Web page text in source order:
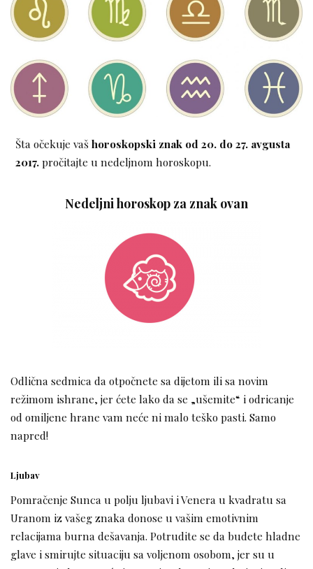
Šta očekuje vaš horoskopski znak od 20. do 27. avgusta
2017.pročitajte u nedeljnom horoskopu.
Nedeljni horoskop za znak ovan
Odlična sedmica da otpočnete sa dijetom ili sa novim
režimom ishrane, jer ćete lako da se „ušemite“ i odricanje
od omiljene hrane vam neće ni malo teško pasti. Samo
napred!
Ljubav
Pomračenje Sunca u polju ljubavi i Venera u kvadratu sa
Uranom iz vašeg znaka donose u vašim emotivnim
relacijama burna dešavanja. Potrudite se da budete hladne
glave i smirujte situaciju sa voljenom osobom, jer su u